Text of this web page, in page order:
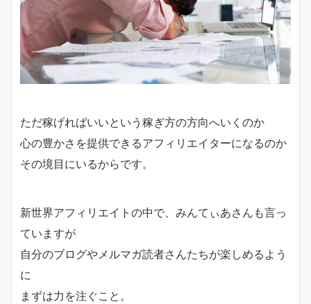
ただ稼げればいいという稼ぎ方の方向へいくのか
心の豊かさを提供できるアフィリエイターになるのか
その境目にいるからです。
新世界アフィリエイトの中で、みんてぃあさんも言っ
ていますが
自分のブログやメルマガ読者さんたちが楽しめるよう
に
まずは力を注ぐこと。